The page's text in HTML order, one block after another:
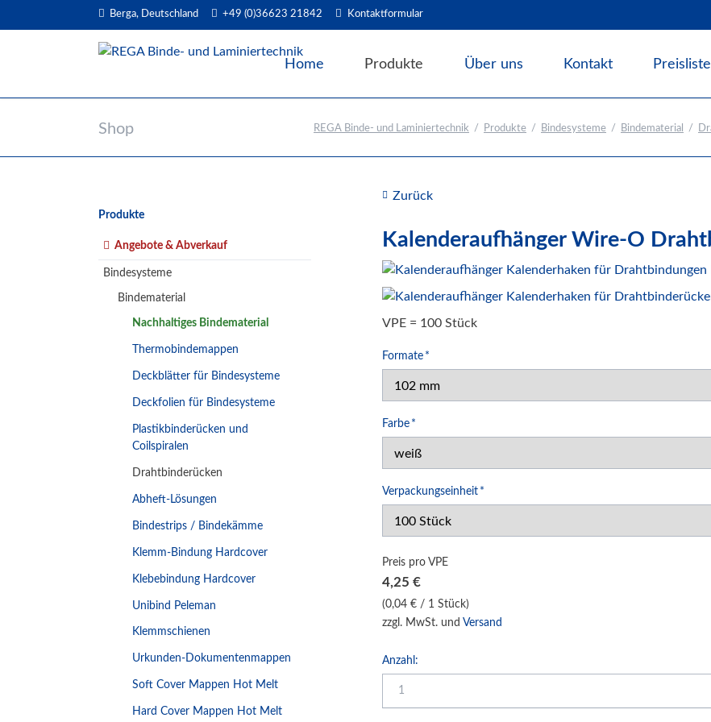
Berga, Deutschland +49 (0)36623 21842 Kontaktformular
Home Produkte
Bindesysteme
Bindematerial
Deckblätter für Bindesysteme
Deckfolien für Bindesysteme
Bindestrips / Bindekämme
Klemm-Bindung Hardcover
Klemmschienen
Soft Cover Mappen Hot Melt
individuelle Hardcover Herstellung
Fälzelband Bindestreifen
Buchbinderzubehör / Heißleim Kaltleim
Bindemaschinen
Laminiersysteme
Über uns Kontakt Preisliste
Shop REGA Binde- und Laminiertechnik Produkte Bindesysteme Bindematerial
Zurück
Kalenderaufhänger Wire-O
VPE = 100 Stück
Pflichtfeld
Formate *
Pflichtfeld
Farbe *
Pflichtfeld
Verpackungseinheit *
Preis pro VPE
4,25 €
(0,04 € / 1 Stück)
zzgl. MwSt. und Versand
Anzahl:
Navigation
Produkte
Angebote & Abverkauf
Bindesysteme
Bindematerial
Nachhaltiges Bindematerial
Thermobindemappen
Deckblätter für Bindesysteme
Deckfolien für Bindesysteme
Plastikbinderücken und
Coilspiralen
Drahtbinderücken
Abheft-Lösungen
Bindestrips / Bindekämme
Klemm-Bindung Hardcover
Klebebindung Hardcover
Unibind Peleman
Klemmschienen
Urkunden-Dokumentenmappen
Soft Cover Mappen Hot Melt
Hard Cover Mappen Hot Melt